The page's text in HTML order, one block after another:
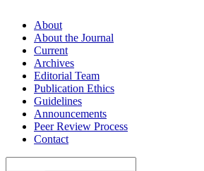
About
About the Journal
Current
Archives
Editorial Team
Publication Ethics
Guidelines
Announcements
Peer Review Process
Contact